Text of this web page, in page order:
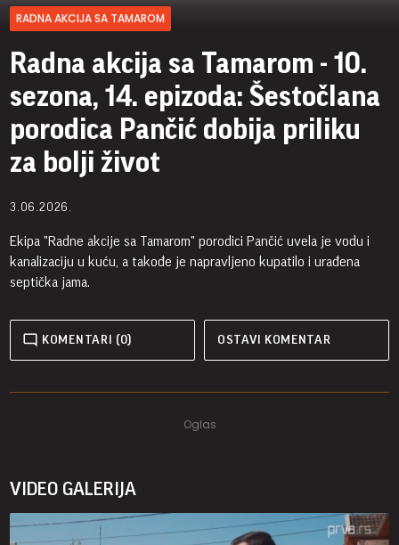
RADNA AKCIJA SA TAMAROM
Radna akcija sa Tamarom - 10.
sezona, 14. epizoda: Šestočlana
porodica Pančić dobija priliku
za bolji život
3.06.2026.
Ekipa "Radne akcije sa Tamarom" porodici Pančić uvela je vodu i
kanalizaciju u kuću, a takođe je napravljeno kupatilo i urađena
septička jama.
KOMENTARI (0) OSTAVI KOMENTAR
VIDEO GALERIJA